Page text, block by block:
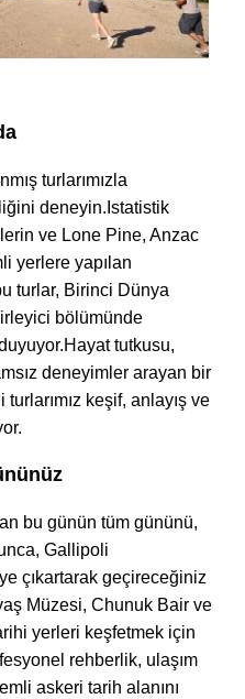
turlarımızla
deneyin.Istatistik
ve Lone Pine, Anzac
yerlere yapılan
turlar, Birinci Dünya
bölümünde
tutkusu,
deneyimler arayan bir
keşif, anlayış ve
bu günün tüm gününü,
Gallipoli
çıkartarak geçireceğiniz
Müzesi, Chunuk Bair ve
yerleri keşfetmek için
rehberlik, ulaşım
askeri tarih alanını